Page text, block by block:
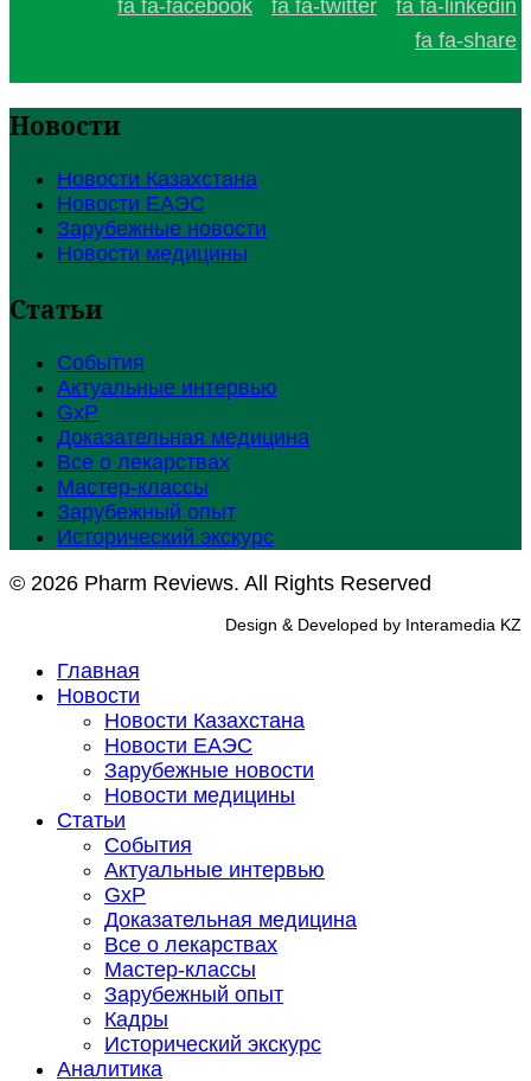
fa fa-facebook fa fa-twitter
fa fa-linkedin
fa fa-share
Новости
Новости Казахстана
Новости ЕАЭС
Зарубежные новости
Новости медицины
Статьи
События
Актуальные интервью
GxP
Доказательная медицина
Все о лекарствах
Мастер-классы
Зарубежный опыт
Исторический экскурс
© 2026 Pharm Reviews. All Rights Reserved
Design & Developed by Interamedia KZ
Главная
Новости
Новости Казахстана
Новости ЕАЭС
Зарубежные новости
Новости медицины
Статьи
События
Актуальные интервью
GxP
Доказательная медицина
Все о лекарствах
Мастер-классы
Зарубежный опыт
Кадры
Исторический экскурс
Аналитика